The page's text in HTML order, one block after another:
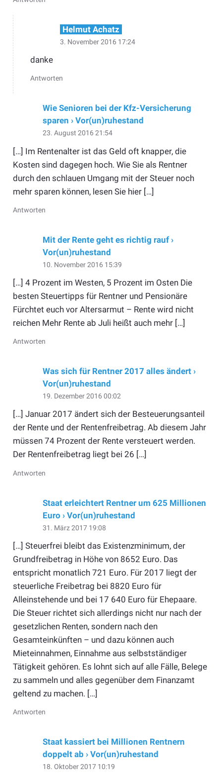
Helmut Achatz
3. November 2016 17:24
danke
Antworten
Wie Senioren bei der Kfz-Versicherung
sparen › Vor(un)ruhestand
23. August 2016 21:54
[…] Im Rentenalter ist das Geld oft knapper, die
Kosten sind dagegen hoch. Wie Sie als Rentner
durch den schlauen Umgang mit der Steuer noch
mehr sparen können, lesen Sie hier […]
Antworten
Mit der Rente geht es richtig rauf ›
Vor(un)ruhestand
10. November 2016 15:39
[…] 4 Prozent im Westen, 5 Prozent im Osten Die
besten Steuertipps für Rentner und Pensionäre
Fürchtet euch vor Altersarmut – Rente wird nicht
reichen Mehr Rente ab Juli heißt auch mehr […]
Antworten
Was sich für Rentner 2017 alles ändert ›
Vor(un)ruhestand
19. Dezember 2016 00:02
[…] Januar 2017 ändert sich der Besteuerungsanteil
der Rente und der Rentenfreibetrag. Ab diesem Jahr
müssen 74 Prozent der Rente versteuert werden.
Der Rentenfreibetrag liegt bei 26 […]
Antworten
Staat erleichtert Rentner um 625 Millionen
Euro › Vor(un)ruhestand
31. März 2017 19:08
[…] Steuerfrei bleibt das Existenzminimum, der
Grundfreibetrag in Höhe von 8652 Euro. Das
entspricht monatlich 721 Euro. Für 2017 liegt der
steuerliche Freibetrag bei 8820 Euro für
Alleinstehende und bei 17 640 Euro für Ehepaare.
Die Steuer richtet sich allerdings nicht nur nach der
gesetzlichen Renten, sondern nach den
Gesamteinkünften – und dazu können auch
Mieteinnahmen, Einnahme aus selbstständiger
Tätigkeit gehören. Es lohnt sich auf alle Fälle, Belege
zu sammeln und alles gegenüber dem Finanzamt
geltend zu machen. […]
Antworten
Staat kassiert bei Millionen Rentnern
doppelt ab › Vor(un)ruhestand
18. Oktober 2017 10:19